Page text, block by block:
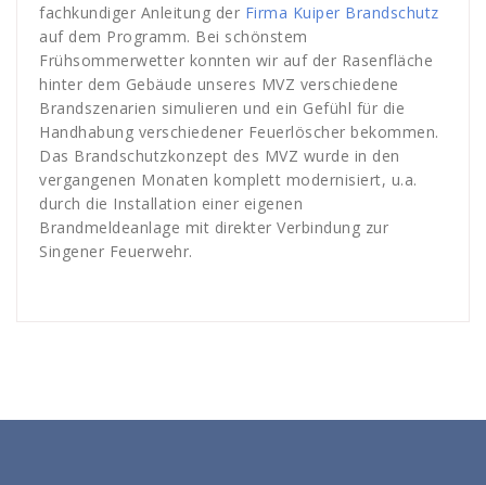
fachkundiger Anleitung der Firma Kuiper Brandschutz
auf dem Programm. Bei schönstem
Frühsommerwetter konnten wir auf der Rasenfläche
hinter dem Gebäude unseres MVZ verschiedene
Brandszenarien simulieren und ein Gefühl für die
Handhabung verschiedener Feuerlöscher bekommen.
Das Brandschutzkonzept des MVZ wurde in den
vergangenen Monaten komplett modernisiert, u.a.
durch die Installation einer eigenen
Brandmeldeanlage mit direkter Verbindung zur
Singener Feuerwehr.